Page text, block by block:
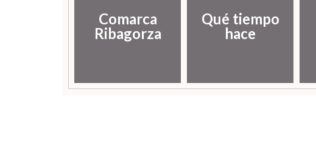
Comarca
Ribagorza
Qué tiempo
hace